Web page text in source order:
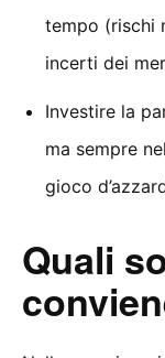
tempo (rischi
incerti dei
Investire la
ma sempre
gioco
Quali